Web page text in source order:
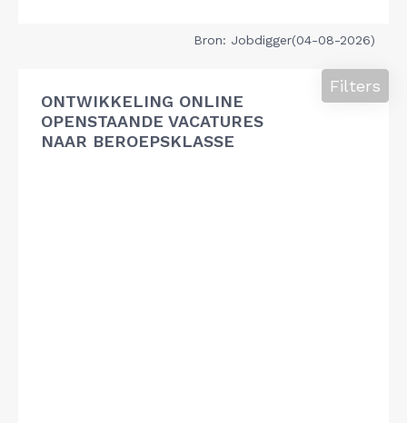
Bron: Jobdigger(04-08-2026)
ONTWIKKELING ONLINE
OPENSTAANDE VACATURES
NAAR BEROEPSKLASSE
Filters